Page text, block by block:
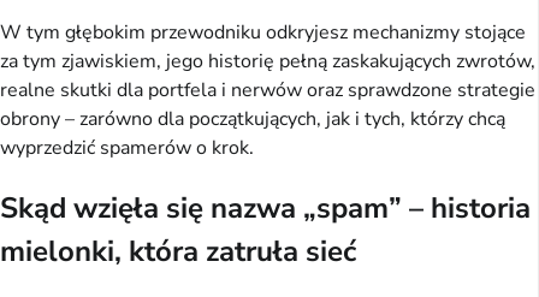
W tym głębokim przewodniku odkryjesz mechanizmy stojące
za tym zjawiskiem, jego historię pełną zaskakujących zwrotów,
realne skutki dla portfela i nerwów oraz sprawdzone strategie
obrony – zarówno dla początkujących, jak i tych, którzy chcą
wyprzedzić spamerów o krok.
Skąd wzięła się nazwa „spam” – historia
mielonki, która zatruła sieć